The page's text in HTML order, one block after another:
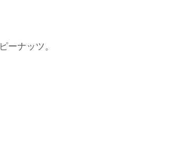
ピーナッツ。